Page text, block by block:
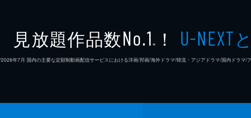
見放題作品数No.1 ※ ！ U-NEXT
年7⽉ 国内の主要な定額制動画配信サービスにおける洋画/邦画/海外ドラマ/韓流・アジアドラマ/国内ドラマ/